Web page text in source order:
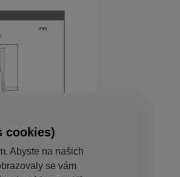
cookies)
Abyste na našich
se vám